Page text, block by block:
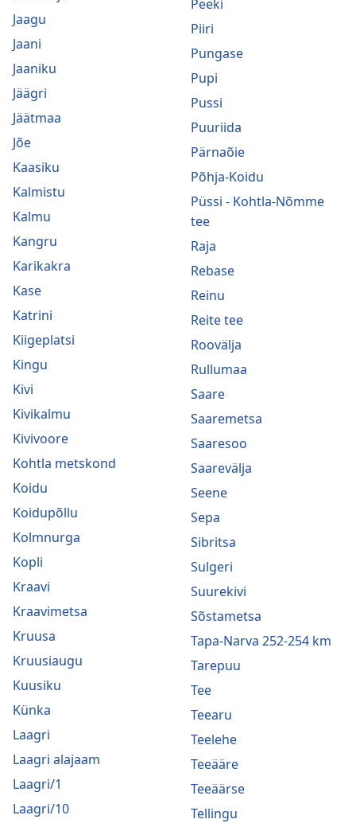
Jaagu
Jaani
Jaaniku
Jäägri
Jäätmaa
Jõe
Kaasiku
Kalmistu
Kalmu
Kangru
Karikakra
Kase
Katrini
Kiigeplatsi
Kingu
Kivi
Kivikalmu
Kivivoore
Kohtla metskond
Koidu
Koidupõllu
Kolmnurga
Kopli
Kraavi
Kraavimetsa
Kruusa
Kruusiaugu
Kuusiku
Künka
Laagri
Laagri alajaam
Laagri/1
Laagri/10
Peeki
Piiri
Pungase
Pupi
Pussi
Puuriida
Pärnaõie
Põhja-Koidu
Püssi - Kohtla-Nõmme
tee
Raja
Rebase
Reinu
Reite tee
Roovälja
Rullumaa
Saare
Saaremetsa
Saaresoo
Saarevälja
Seene
Sepa
Sibritsa
Sulgeri
Suurekivi
Sõstametsa
Tapa-Narva 252-254 km
Tarepuu
Tee
Teearu
Teelehe
Teeääre
Teeäärse
Tellingu